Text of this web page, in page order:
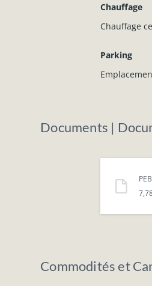
Chauffage
Chauffage
Parking
Documents |
Commodités et